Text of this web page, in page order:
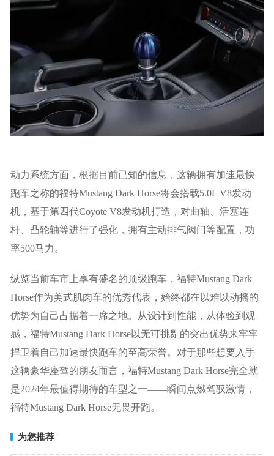
动力系统方面，根据目前已知的信息，这辆拥有加速最快
跑车之称的福特Mustang Dark Horse将会搭载5.0L V8发动
机，基于第四代Coyote V8发动机打造，对曲轴、活塞连
杆、凸轮轴等进行了强化，拥有主动排气阀门等配置，功
率500马力。
纵览当前车市上享有盛名的顶级跑车，福特Mustang Dark
Horse作为美式肌肉车的优秀代表，始终都在以难以动摇的
优势为自己占据着一席之地。从设计到性能，从体验到观
感，福特Mustang Dark Horse以无可挑剔的突出优势来牢牢
捍卫着自己加速最快跑车的至高荣誉。对于那些想要入手
这辆豪华座驾的朋友而言，福特Mustang Dark Horse完全就
是2024年最值得期待的车型之一——瞬间点燃驾驭激情，
福特Mustang Dark Horse无畏开跑。
为您推荐